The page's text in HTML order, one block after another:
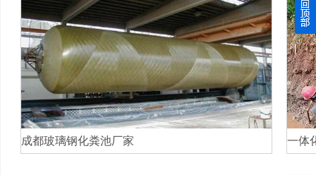
四川玻璃钢化粪池逐渐取代传统玻璃钢化粪池的这几点原因
关于重庆玻璃钢化粪池的这些基础知识你都记住了吗？
四川玻璃钢化粪池选购时应该如何进行挑选？
在安装绵阳玻璃钢化粪池时可能遇到这些难题
使用成都玻璃钢化粪池的七大好处你都记住了吗？
成都玻璃钢化粪池厂家 一体